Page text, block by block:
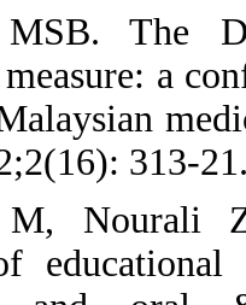
16. Yusoff
environment
a sample of
Soc Sci.
17. Tabari,
Evaluation of